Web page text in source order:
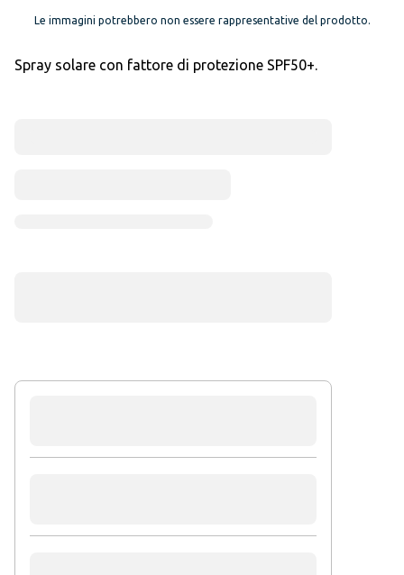
Le immagini potrebbero non essere rappresentative del prodotto.
Spray solare con fattore di protezione SPF50+.